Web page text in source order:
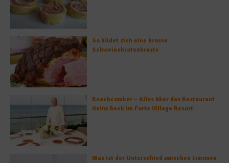
So bildet sich eine krosse
Schweinebratenkruste
Beachcomber – Alles über das Restaurant
Heinz Beck im Forte Village Resort
Was ist der Unterschied zwischen Limonen